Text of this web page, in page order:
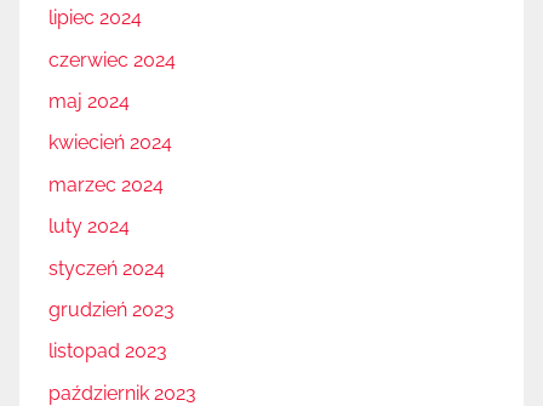
lipiec 2024
czerwiec 2024
maj 2024
kwiecień 2024
marzec 2024
luty 2024
styczeń 2024
grudzień 2023
listopad 2023
październik 2023